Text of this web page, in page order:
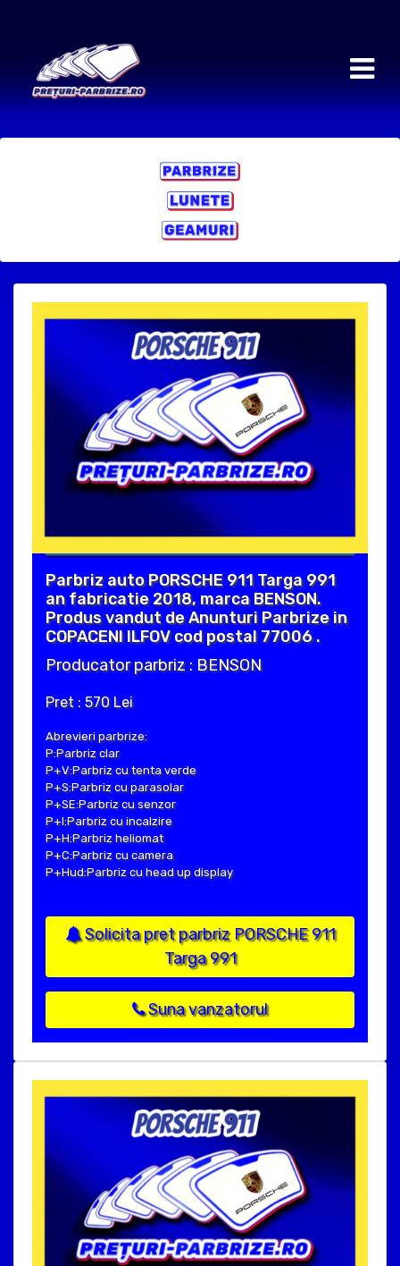
Parbriz auto PORSCHE 911 Targa 991
an fabricatie 2018, marca BENSON.
Produs vandut de Anunturi Parbrize in
COPACENI ILFOV cod postal 77006 .
Producator parbriz : BENSON
Pret : 570 Lei
Abrevieri parbrize:
P:Parbriz clar
P+V:Parbriz cu tenta verde
P+S:Parbriz cu parasolar
P+SE:Parbriz cu senzor
P+I:Parbriz cu incalzire
P+H:Parbriz heliomat
P+C:Parbriz cu camera
P+Hud:Parbriz cu head up display
Solicita pret parbriz PORSCHE 911
Targa 991
Suna vanzatorul